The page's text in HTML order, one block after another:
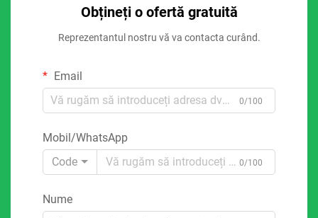
Obțineți o ofertă gratuită
Reprezentantul nostru vă va contacta curând.
Email
0/100
Mobil/WhatsApp
Code
0/100
Nume